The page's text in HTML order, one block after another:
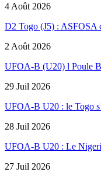
4 Août 2026
D2 Togo (J5) : ASFOSA
2 Août 2026
UFOA-B (U20) l Poule
29 Juil 2026
UFOA-B U20 : le Togo
28 Juil 2026
UFOA-B U20 : Le
27 Juil 2026